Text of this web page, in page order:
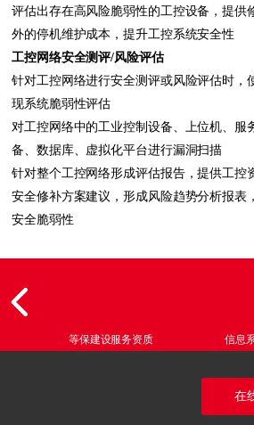
评估出存在高风险脆弱性的工控设备，提供
外的停机维护成本，提升工控系统安全性
工控网络安全测评/风险评估
针对工控网络进行安全测评或风险评估时，
现系统脆弱性评估
对工控网络中的工业控制设备、上位机、服
备、数据库、虚拟化平台进行漏洞扫描
针对整个工控网络形成评估报告，提供工控
安全修补方案建议，形成风险趋势分析报表
安全脆弱性
等保建设服务资质 信息
在